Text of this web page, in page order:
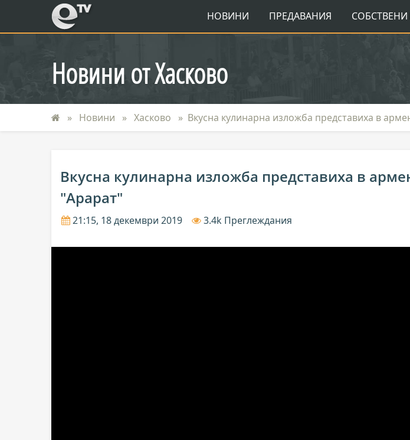
eTV НОВИНИ ПРЕДАВАНИЯ
Новини от Хасково
Новини Хасково Вкусна кулинарна изложба представиха в
Вкусна кулинарна изложба представиха в
"Арарат"
21:15, 18 декември 2019 3.4k Преглеждания